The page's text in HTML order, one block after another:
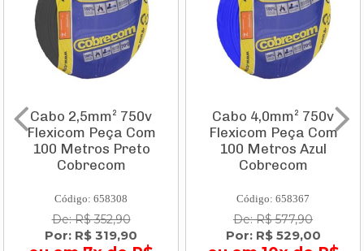
Cabo 2,5mm² 750v
Flexicom Peça Com
100 Metros Preto
Cobrecom
Código: 658308
De: R$ 352,90
Por: R$ 319,90
Cabo 4,0mm² 750v
Flexicom Peça Com
100 Metros Azul
Cobrecom
Código: 658367
De: R$ 577,90
Por: R$ 529,00